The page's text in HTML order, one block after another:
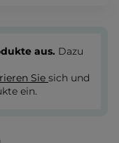
aus. Dazu
Sie sich und
ein.